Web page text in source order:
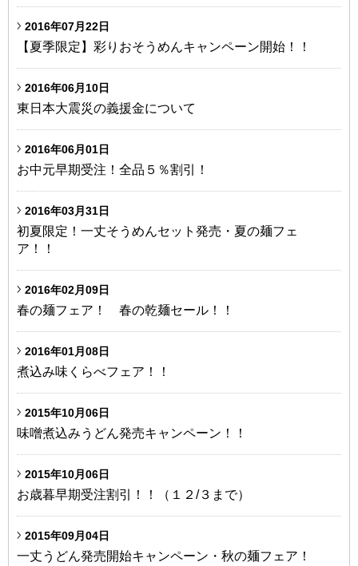
2016年07月22日
【夏季限定】彩りおそうめんキャンペーン開始！！
2016年06月10日
東日本大震災の義援金について
2016年06月01日
お中元早期受注！全品５％割引！
2016年03月31日
初夏限定！一丈そうめんセット発売・夏の麺フェ
ア！！
2016年02月09日
春の麺フェア！ 春の乾麺セール！！
2016年01月08日
煮込み味くらべフェア！！
2015年10月06日
味噌煮込みうどん発売キャンペーン！！
2015年10月06日
お歳暮早期受注割引！！（１２/３まで）
2015年09月04日
一丈うどん発売開始キャンペーン・秋の麺フェア！